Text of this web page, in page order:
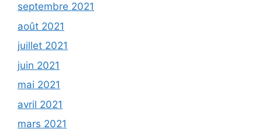
septembre 2021
août 2021
juillet 2021
juin 2021
mai 2021
avril 2021
mars 2021